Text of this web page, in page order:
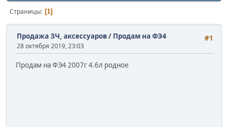
Страницы 1
#1
Продажа ЗЧ, аксессуаров/ Продам на ФЭ4
28 октября 2019, 23:03
Продам на ФЭ4 2007г 4.6л родное